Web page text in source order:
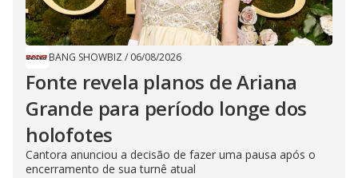
BANG SHOWBIZ / 06/08/2026
Fonte revela planos de Ariana
Grande para período longe dos
holofotes
Cantora anunciou a decisão de fazer uma pausa após o
encerramento de sua turnê atual